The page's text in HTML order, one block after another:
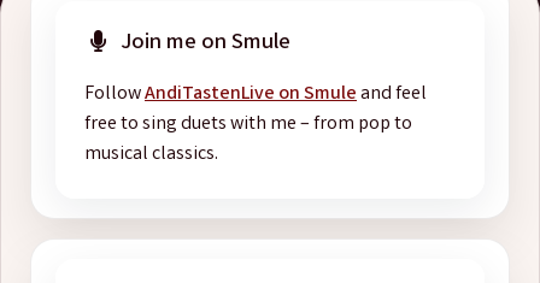
Join me on Smule
FollowAndiTastenLive on Smuleand feel
free to sing duets with me – from pop to
musical classics.